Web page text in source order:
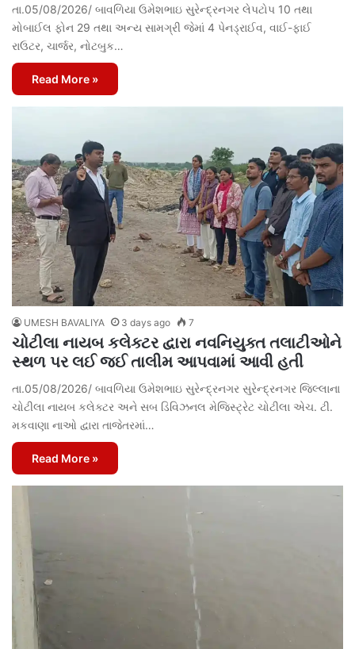
તા.05/08/2026/ બાવળિયા ઉમેશભાઇ સુરેન્દ્રનગર લેપટોપ 10 તથા
મોબાઈલ ફોન 29 તથા અન્ય સામગ્રી જેમાં 4 પેનડ્રાઈવ, વાઈ-ફાઈ
રાઉટર, ચાર્જર, નોટબુક…
Read More »
UMESH BAVALIYA 3 days ago 7
ચોટીલા નાયબ કલેક્ટર દ્વારા નવનિયુક્ત તલાટીઓને
સ્થળ પર લઈ જઈ તાલીમ આપવામાં આવી હતી
તા.05/08/2026/ બાવળિયા ઉમેશભાઇ સુરેન્દ્રનગર સુરેન્દ્રનગર જિલ્લાના
ચોટીલા નાયબ કલેક્ટર અને સબ ડિવિઝનલ મેજિસ્ટ્રેટ ચોટીલા એચ. ટી.
મકવાણા નાઓ દ્વારા તાજેતરમાં…
Read More »